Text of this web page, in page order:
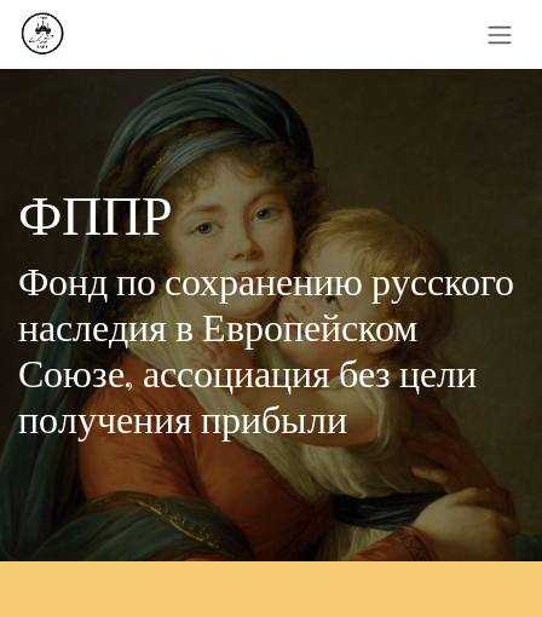
Перейти к содержимому
ФППР
Фонд по сохранению русского
наследия в Европейском
Союзе, ассоциация без цели
получения прибыли